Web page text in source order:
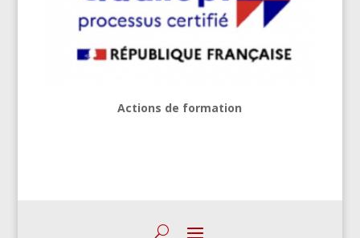
Actions de formation